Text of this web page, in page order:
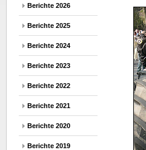
Berichte 2026
Berichte 2025
Berichte 2024
Berichte 2023
Berichte 2022
Berichte 2021
Berichte 2020
Berichte 2019